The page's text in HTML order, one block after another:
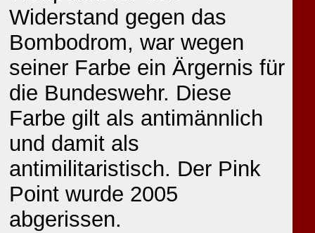
Widerstand gegen das
Bombodrom, war wegen
seiner Farbe ein Ärgernis für
die Bundeswehr. Diese
Farbe gilt als antimännlich
und damit als
antimilitaristisch. Der Pink
Point wurde 2005
abgerissen.